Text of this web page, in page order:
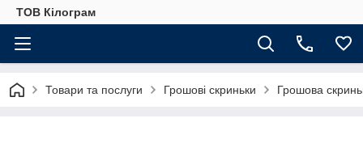
ТОВ Кілограм
Товари та послуги Грошові скриньки Грошова